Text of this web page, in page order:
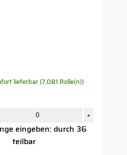
lieferbar (7.081 Rolle(n))
+
eingeben: durch 36
teilbar